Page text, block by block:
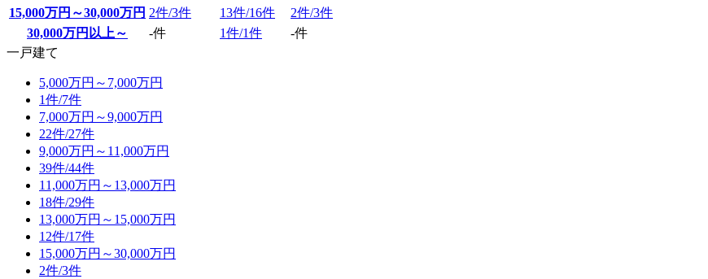
15,000万円～30,000万円 2件/3件 13件/16件 2件/3件
30,000万円以上～
-件 1件/1件
-件
一戸建て
5,000万円～7,000万円
1件/7件
7,000万円～9,000万円
22件/27件
9,000万円～11,000万円
39件/44件
11,000万円～13,000万円
18件/29件
13,000万円～15,000万円
12件/17件
15,000万円～30,000万円
2件/3件